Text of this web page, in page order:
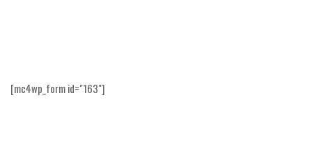
[mc4wp_form id="163"]